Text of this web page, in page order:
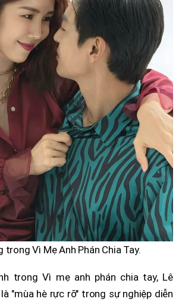
trong Vì Mẹ Anh Phán Chia Tay.
trong Vì mẹ anh phán chia tay, Lê
"mùa hè rực rỡ" trong sự nghiệp diễn